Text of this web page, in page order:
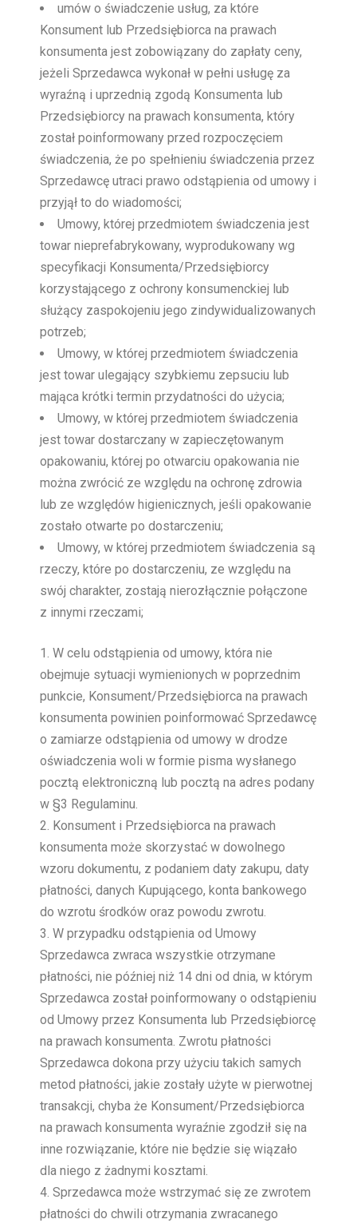
umów o świadczenie usług, za które
Konsument lub Przedsiębiorca na prawach
konsumenta jest zobowiązany do zapłaty ceny,
jeżeli Sprzedawca wykonał w pełni usługę za
wyraźną i uprzednią zgodą Konsumenta lub
Przedsiębiorcy na prawach konsumenta, który
został poinformowany przed rozpoczęciem
świadczenia, że po spełnieniu świadczenia przez
Sprzedawcę utraci prawo odstąpienia od umowy i
przyjął to do wiadomości;
Umowy, której przedmiotem świadczenia jest
towar nieprefabrykowany, wyprodukowany wg
specyfikacji Konsumenta/Przedsiębiorcy
korzystającego z ochrony konsumenckiej lub
służący zaspokojeniu jego zindywidualizowanych
potrzeb;
Umowy, w której przedmiotem świadczenia
jest towar ulegający szybkiemu zepsuciu lub
mająca krótki termin przydatności do użycia;
Umowy, w której przedmiotem świadczenia
jest towar dostarczany w zapieczętowanym
opakowaniu, której po otwarciu opakowania nie
można zwrócić ze względu na ochronę zdrowia
lub ze względów higienicznych, jeśli opakowanie
zostało otwarte po dostarczeniu;
Umowy, w której przedmiotem świadczenia są
rzeczy, które po dostarczeniu, ze względu na
swój charakter, zostają nierozłącznie połączone
z innymi rzeczami;
W celu odstąpienia od umowy, która nie
obejmuje sytuacji wymienionych w poprzednim
punkcie, Konsument/Przedsiębiorca na prawach
konsumenta powinien poinformować Sprzedawcę
o zamiarze odstąpienia od umowy w drodze
oświadczenia woli w formie pisma wysłanego
pocztą elektroniczną lub pocztą na adres podany
w §3 Regulaminu.
Konsument i Przedsiębiorca na prawach
konsumenta może skorzystać w dowolnego
wzoru dokumentu, z podaniem daty zakupu, daty
płatności, danych Kupującego, konta bankowego
do wzrotu środków oraz powodu zwrotu.
W przypadku odstąpienia od Umowy
Sprzedawca zwraca wszystkie otrzymane
płatności, nie później niż 14 dni od dnia, w którym
Sprzedawca został poinformowany o odstąpieniu
od Umowy przez Konsumenta lub Przedsiębiorcę
na prawach konsumenta. Zwrotu płatności
Sprzedawca dokona przy użyciu takich samych
metod płatności, jakie zostały użyte w pierwotnej
transakcji, chyba że Konsument/Przedsiębiorca
na prawach konsumenta wyraźnie zgodził się na
inne rozwiązanie, które nie będzie się wiązało
dla niego z żadnymi kosztami.
Sprzedawca może wstrzymać się ze zwrotem
płatności do chwili otrzymania zwracanego